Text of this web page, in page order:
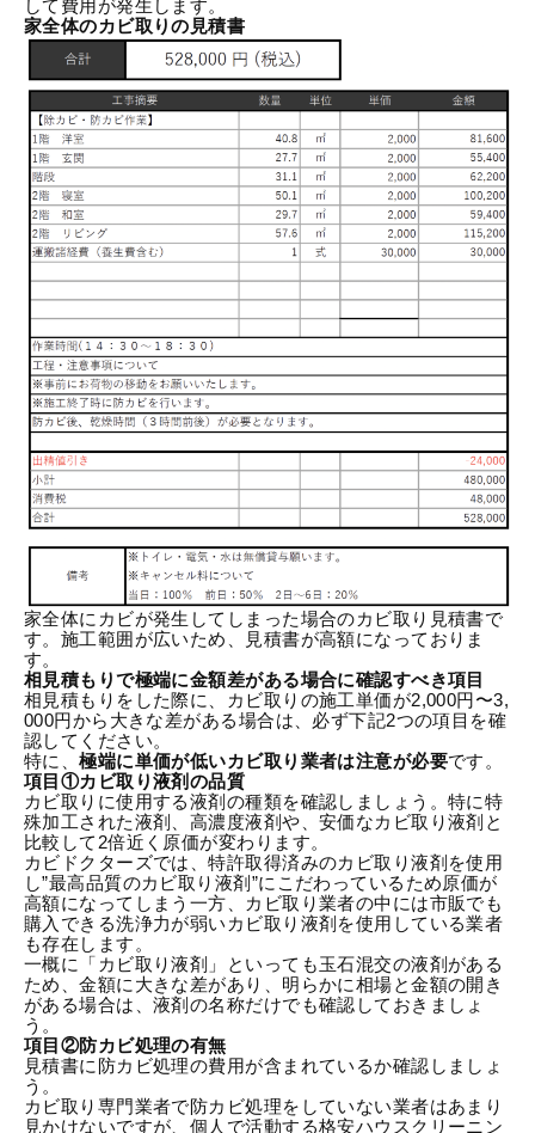
して費用が発生します。
家全体のカビ取りの見積書
家全体にカビが発生してしまった場合のカビ取り見積書で
す。施工範囲が広いため、見積書が高額になっておりま
す。
相見積もりで極端に金額差がある場合に確認すべき項目
相見積もりをした際に、カビ取りの施工単価が2,000円〜3,
000円から大きな差がある場合は、必ず下記2つの項目を確
認してください。
特に、極端に単価が低いカビ取り業者は注意が必要です。
項目①カビ取り液剤の品質
カビ取りに使用する液剤の種類を確認しましょう。特に特
殊加工された液剤、高濃度液剤や、安価なカビ取り液剤と
比較して2倍近く原価が変わります。
カビドクターズでは、特許取得済みのカビ取り液剤を使用
し”最高品質のカビ取り液剤”にこだわっているため原価が
高額になってしまう一方、カビ取り業者の中には市販でも
購入できる洗浄力が弱いカビ取り液剤を使用している業者
も存在します。
一概に「カビ取り液剤」といっても玉石混交の液剤がある
ため、金額に大きな差があり、明らかに相場と金額の開き
がある場合は、液剤の名称だけでも確認しておきましょ
う。
項目②防カビ処理の有無
見積書に防カビ処理の費用が含まれているか確認しましょ
う。
カビ取り専門業者で防カビ処理をしていない業者はあまり
見かけないですが、個人で活動する格安ハウスクリーニン